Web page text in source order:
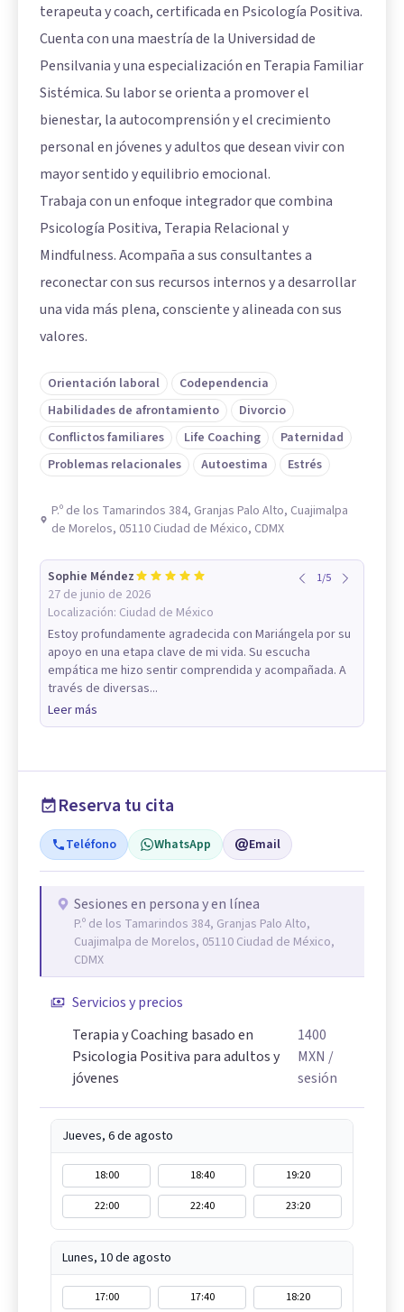
terapeuta y coach, certificada en Psicología Positiva.
Cuenta con una maestría de la Universidad de
Pensilvania y una especialización en Terapia Familiar
Sistémica. Su labor se orienta a promover el
bienestar, la autocomprensión y el crecimiento
personal en jóvenes y adultos que desean vivir con
mayor sentido y equilibrio emocional.
Trabaja con un enfoque integrador que combina
Psicología Positiva, Terapia Relacional y
Mindfulness. Acompaña a sus consultantes a
reconectar con sus recursos internos y a desarrollar
una vida más plena, consciente y alineada con sus
valores.
Orientación laboral
Codependencia
Habilidades de afrontamiento
Divorcio
Conflictos familiares
Life Coaching
Paternidad
Problemas relacionales
Autoestima Estrés
P.º de los Tamarindos 384, Granjas Palo Alto, Cuajimalpa
de Morelos, 05110 Ciudad de México, CDMX
Sophie Méndez
27 de junio de 2026
Localización: Ciudad de México
1/5
Estoy profundamente agradecida con Mariángela por su
apoyo en una etapa clave de mi vida. Su escucha
empática me hizo sentir comprendida y acompañada. A
través de diversas...
Leer más
Reserva tu cita
Teléfono WhatsApp Email
Sesiones en persona y en línea
P.º de los Tamarindos 384, Granjas Palo Alto,
Cuajimalpa de Morelos, 05110 Ciudad de México,
CDMX
Servicios y precios
Terapia y Coaching basado en
Psicologia Positiva para adultos y
jóvenes
1400
MXN /
sesión
Jueves, 6 de agosto
18:00 18:40
19:20
22:00
22:40 23:20
Lunes, 10 de agosto
17:00 17:40 18:20